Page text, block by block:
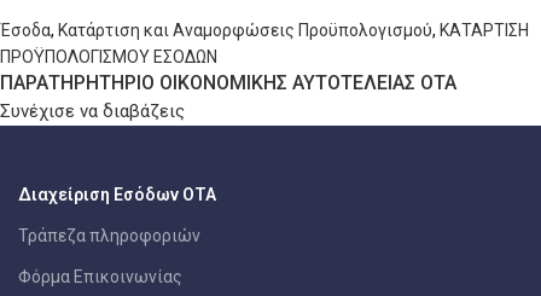
Έσοδα, Κατάρτιση και Αναμορφώσεις Προϋπολογισμού, ΚΑΤΑΡΤΙΣΗ
ΠΡΟΫΠΟΛΟΓΙΣΜΟΥ ΕΣΟΔΩΝ
ΠΑΡΑΤΗΡΗΤΗΡΙΟ ΟΙΚΟΝΟΜΙΚΗΣ ΑΥΤΟΤΕΛΕΙΑΣ ΟΤΑ
Συνέχισε να διαβάζεις
Διαχείριση Εσόδων ΟΤΑ
Τράπεζα πληροφοριών
Φόρμα Επικοινωνίας